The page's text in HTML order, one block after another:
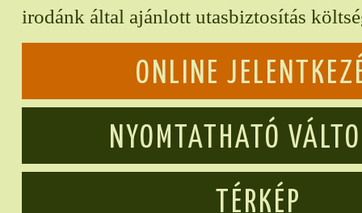
irodánk által ajánlott utasbiztosítás
ONLINE
NYOMTATHATÓ
TÉRKÉP